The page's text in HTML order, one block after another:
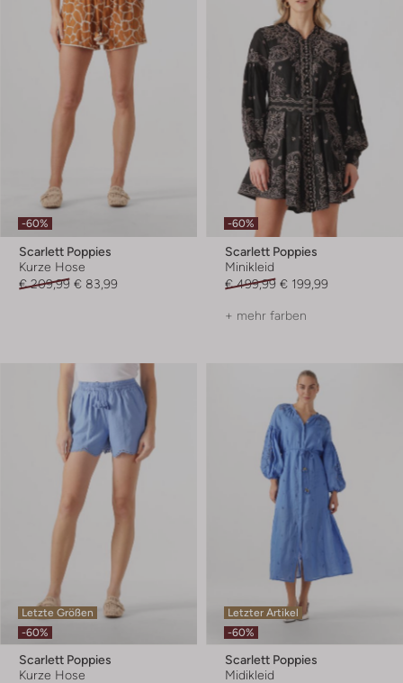
-60%
Scarlett Poppies
Kurze Hose
€ 209,99 € 83,99
-60%
Scarlett Poppies
Minikleid
€ 499,99 € 199,99
+ mehr farben
Letzte Größen
-60%
Scarlett Poppies
Kurze Hose
Letzter Artikel
-60%
Scarlett Poppies
Midikleid